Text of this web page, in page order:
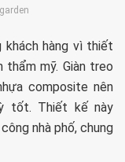
khách hàng vì thiết
thẩm mỹ. Giàn treo
composite nên
tốt. Thiết kế này
nhà phố, chung